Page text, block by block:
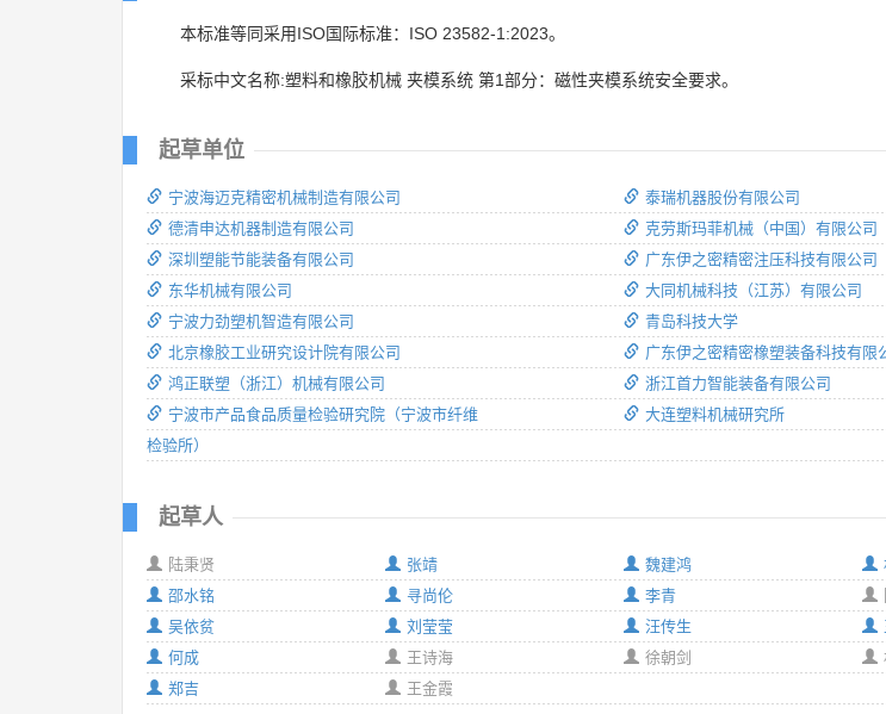
本标准等同采用ISO国际标准：ISO 23582-1:2023。
采标中文名称:塑料和橡胶机械 夹模系统 第1部分：磁性夹模系统安全要求。
起草单位
宁波海迈克精密机械制造有限公司
德清申达机器制造有限公司
深圳塑能节能装备有限公司
东华机械有限公司
宁波力劲塑机智造有限公司
北京橡胶工业研究设计院有限公司
鸿正联塑（浙江）机械有限公司
宁波市产品食品质量检验研究院（宁波市纤维
检验所）
泰瑞机器股份有限公司
克劳斯玛菲机械（中国）有限公司
广东伊之密精密注压科技有限公司
大同机械科技（江苏）有限公司
青岛科技大学
广东伊之密精密橡塑装备科技有限
浙江首力智能装备有限公司
大连塑料机械研究所
起草人
陆秉贤
张靖
邵水铭
寻尚伦
吴依贫
刘莹莹
何成
王诗海
郑吉
王金霞
魏建鸿
李青
汪传生
徐朝剑